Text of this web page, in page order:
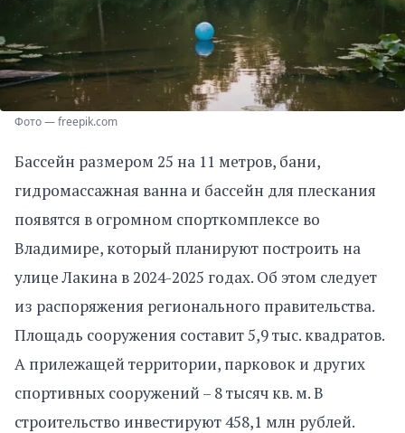
Фото — freepik.com
Бассейн размером 25 на 11 метров, бани,
гидромассажная ванна и бассейн для плескания
появятся в огромном спорткомплексе во
Владимире, который планируют построить на
улице Лакина в 2024-2025 годах. Об этом следует
из распоряжения регионального правительства.
Площадь сооружения составит 5,9 тыс. квадратов.
А прилежащей территории, парковок и других
спортивных сооружений – 8 тысяч кв. м. В
строительство инвестируют 458,1 млн рублей.